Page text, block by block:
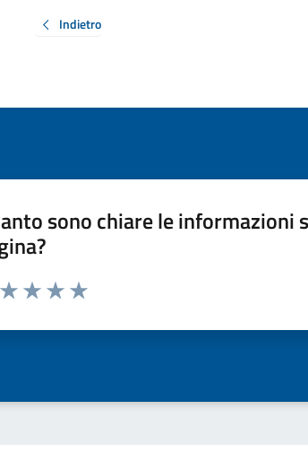
Indietro
sono chiare le informazioni
da 1 a 5 stelle la pagina